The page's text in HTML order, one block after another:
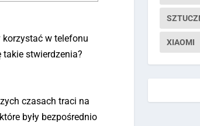
korzystać w telefonu
takie stwierdzenia?
czasach traci na
były bezpośrednio
XIAOMI